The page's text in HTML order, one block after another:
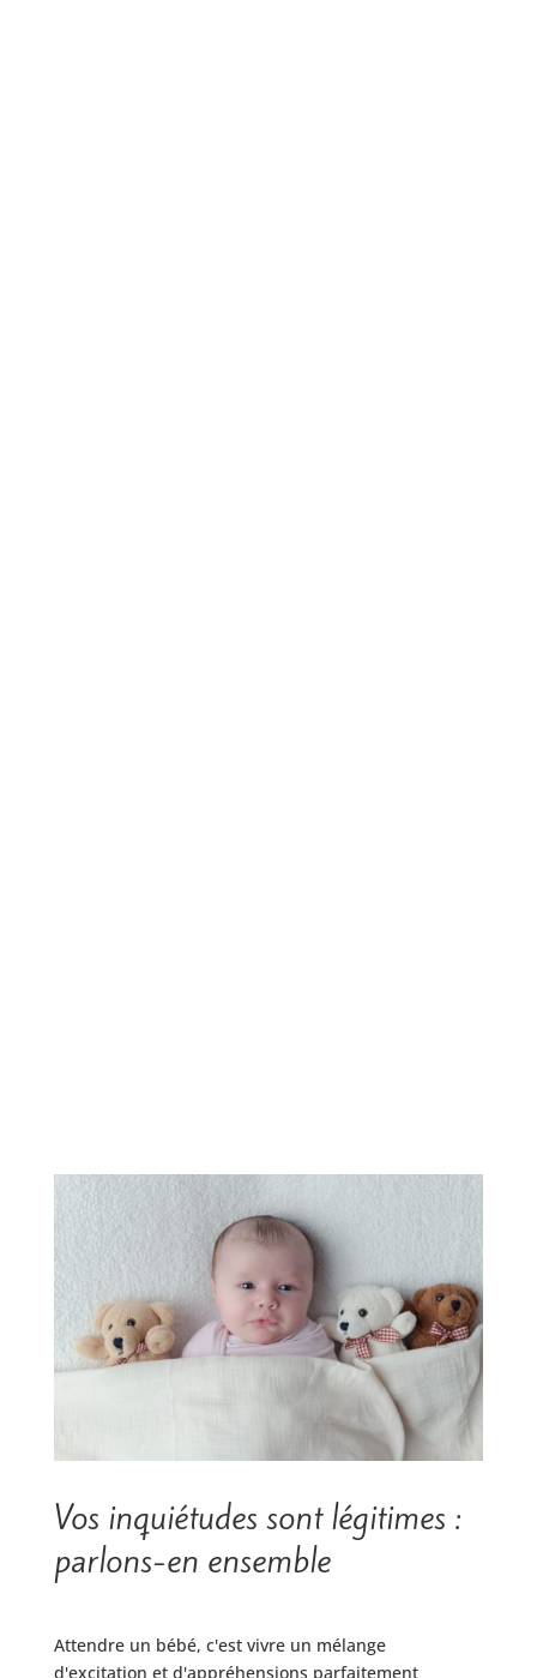
Vos inquiétudes sont légitimes :
parlons-en ensemble
Attendre un bébé, c'est vivre un mélange
d'excitation et d'appréhensions parfaitement